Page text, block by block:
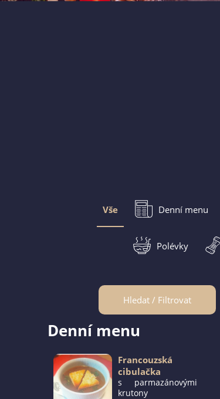
Vše Denní menu
Polévky
Hledat / Filtrovat
Denní menu
Francouzská
cibulačka
s parmazánovými
krutony